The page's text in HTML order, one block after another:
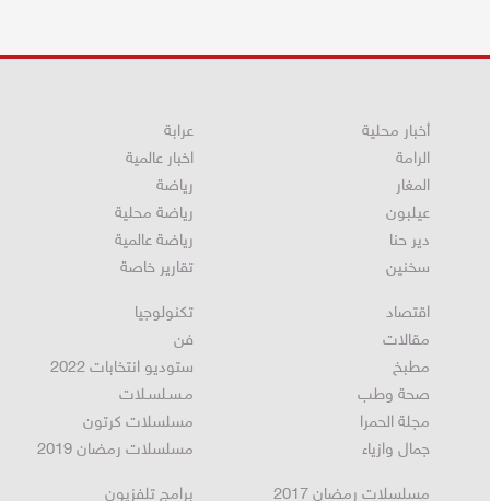
أخبار محلية
الرامة
المغار
عيلبون
دير حنا
سخنين
عرابة
اخبار عالمية
رياضة
رياضة محلية
رياضة عالمية
تقارير خاصة
اقتصاد
مقالات
مطبخ
صحة وطب
مجلة الحمرا
جمال وازياء
تكنولوجيا
فن
ستوديو انتخابات 2022
مـسـلسـلات
مسلسلات كرتون
مسلسلات رمضان 2019
مسلسلات رمضان 2017 برامج تلفزيون